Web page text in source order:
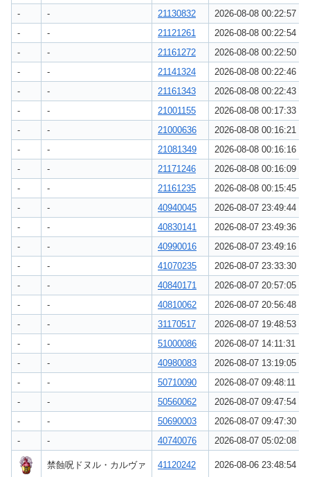
-
- 21130832 2026-08-08 00:22:57
-
- 21121261 2026-08-08 00:22:54
-
- 21161272 2026-08-08 00:22:50
-
- 21141324 2026-08-08 00:22:46
-
- 21161343 2026-08-08 00:22:43
-
- 21001155 2026-08-08 00:17:33
-
- 21000636 2026-08-08 00:16:21
-
- 21081349 2026-08-08 00:16:16
-
- 21171246 2026-08-08 00:16:09
-
- 21161235 2026-08-08 00:15:45
-
- 40940045 2026-08-07 23:49:44
-
- 40830141 2026-08-07 23:49:36
-
- 40990016 2026-08-07 23:49:16
-
- 41070235 2026-08-07 23:33:30
-
- 40840171 2026-08-07 20:57:05
-
- 40810062 2026-08-07 20:56:48
-
- 31170517 2026-08-07 19:48:53
-
- 51000086 2026-08-07 14:11:31
-
- 40980083 2026-08-07 13:19:05
-
- 50710090 2026-08-07 09:48:11
-
- 50560062 2026-08-07 09:47:54
-
- 50690003 2026-08-07 09:47:30
-
- 40740076 2026-08-07 05:02:08
禁蝕呪ドヌル・カルヴァ 41120242 2026-08-06 23:48:54